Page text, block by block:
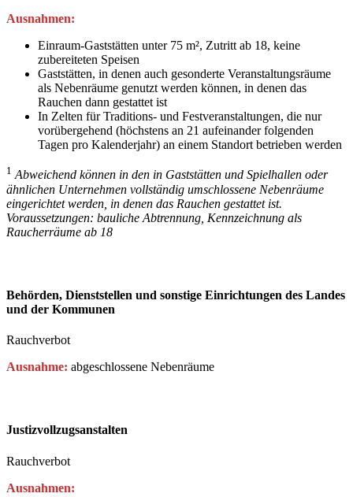
Ausnahmen:
Einraum-Gaststätten unter 75 m², Zutritt ab 18, keine
zubereiteten Speisen
Gaststätten, in denen auch gesonderte Veranstaltungsräume
als Nebenräume genutzt werden können, in denen das
Rauchen dann gestattet ist
In Zelten für Traditions- und Festveranstaltungen, die nur
vorübergehend (höchstens an 21 aufeinander folgenden
Tagen pro Kalenderjahr) an einem Standort betrieben werden
1 Abweichend können in den in Gaststätten und Spielhallen oder
ähnlichen Unternehmen vollständig umschlossene Nebenräume
eingerichtet werden, in denen das Rauchen gestattet ist.
Voraussetzungen: bauliche Abtrennung, Kennzeichnung als
Raucherräume ab 18
Behörden, Dienststellen und sonstige Einrichtungen des Landes
und der Kommunen
Rauchverbot
Ausnahme: abgeschlossene Nebenräume
Justizvollzugsanstalten
Rauchverbot
Ausnahmen: